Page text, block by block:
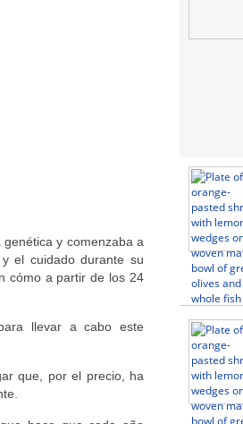
y comenzaba a
el cuidado durante su
cómo a partir de los 24
llevar a cabo este
que, por el precio, ha